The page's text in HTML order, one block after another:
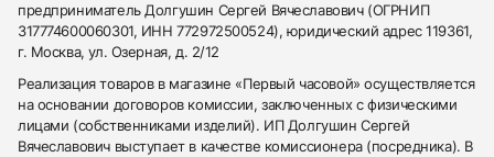
предприниматель Долгушин Сергей Вячеславович (ОГРНИП
317774600060301, ИНН 772972500524), юридический адрес 119361,
г. Москва, ул. Озерная, д. 2/12
Реализация товаров в магазине «Первый часовой» осуществляется
на основании договоров комиссии, заключенных с физическими
лицами (собственниками изделий). ИП Долгушин Сергей
Вячеславович выступает в качестве комиссионера (посредника). В